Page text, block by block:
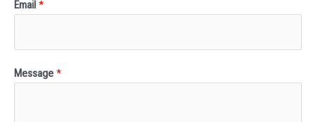
Email *
Message *